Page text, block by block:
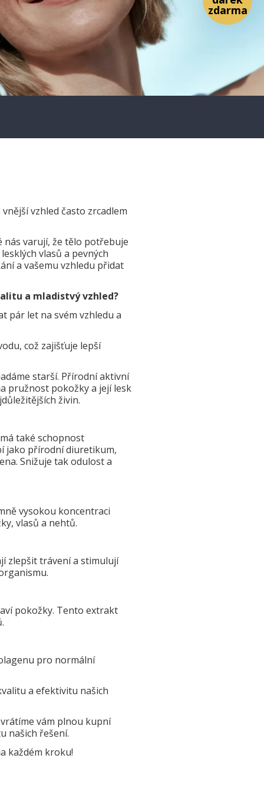
vzhled často zrcadlem
nás varují, že tělo potřebuje
vlasů a pevných
a vašemu vzhledu přidat
a mladistvý vzhled?
pár let na svém vzhledu a
což zajišťuje lepší
starší. Přírodní aktivní
pružnost pokožky a její lesk
živin.
také schopnost
jako přírodní diuretikum,
Snižuje tak odulost a
vysokou koncentraci
vlasů a nehtů.
zlepšit trávení a stimulují
pokožky. Tento extrakt
pro normální
a efektivitu našich
vám plnou kupní
našich řešení.
každém kroku!